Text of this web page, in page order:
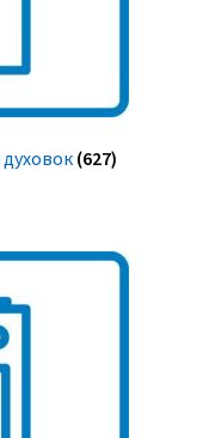
(627)